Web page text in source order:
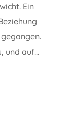
Ein
und auf...